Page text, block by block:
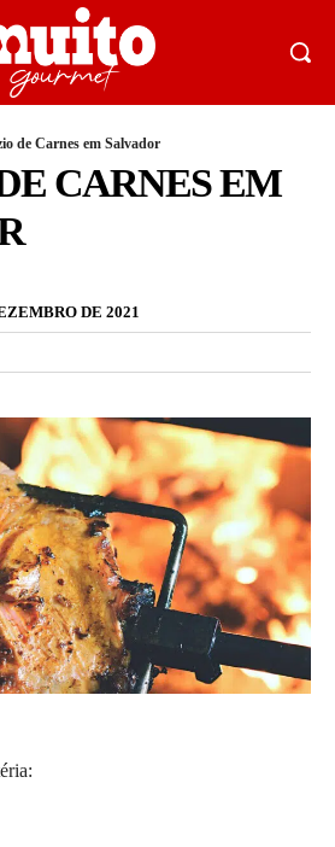
de Carnes em Salvador
CARNES EM
DE 2021